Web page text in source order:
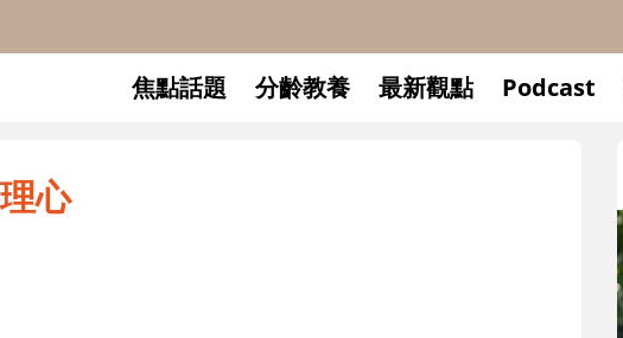
焦點話題 分齡教養 最新觀點 Podcast
心